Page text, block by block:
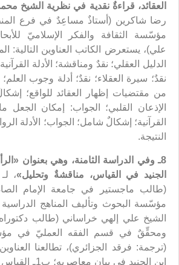
العقائد، قراءةٌ نقدية في نظرية الشيخ
رضا شاكرين (أستاذٌ مساعِدٌ في فرع
مؤسّسة الثقافة والفكر الإسلاميّ
علي)، يستعرض الكاتب العناوين التالية:
الدليل العقلي؛ نقدٌ ومناقشة؛ الأدلة
نقدٌ؛ سيرة العقلاء؛ نقدٌ؛ أدلة وجوب العلم؛
من مقتضيات إظهار العقائد للواقع؛
الإذعان القلبي؛ الجواب: إمكان الجعل
القرآنية؛ إشكالٌ شامل؛ الجواب؛ الأدلة
النتيجة.
8ـ وفي الدراسة الثامنة، وهي بعنوان «
الجنيد في القياس، مناقشةٌ وتحليل»،
(طالب ماجستير في جامعة الإمام
مؤسّسة البحوث وتأليف المناهج الدراسية
الشيخ علي إلهي خراساني (طالب
ومحقِّقٌ في قسم الفقه العمليّ في
(ترجمة: فرقد الجزائري)، تطالعنا العناوين